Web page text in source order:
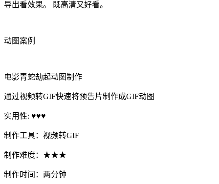
导出看效果。 既高清又好看。
动图案例
电影青蛇劫起动图制作
通过视频转GIF快速将预告片制作成GIF动图
实用性: ♥♥♥
制作工具：视频转GIF
制作难度：★★★
制作时间：两分钟